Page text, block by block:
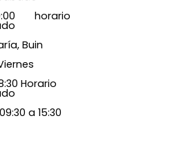
horario
Buin
Horario
a 15:30